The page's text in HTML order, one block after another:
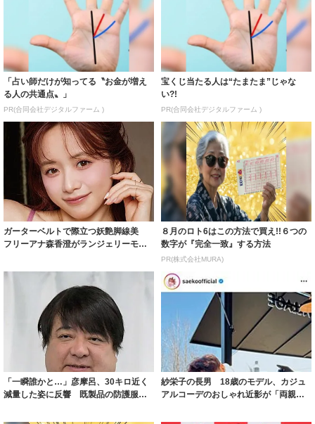
「占い師だけが知ってる〝お金が増え
る人の共通点〟」
PR(合同会社デジタルファーム )
宝くじ当たる人は“たまたま”じゃな
い?!
PR(合同会社デジタルファーム )
ガーターベルトで際立つ妖艶脚線美
フリーアナ森香澄がランジェリーモデ
８月のロト6はこの方法で買え!!６つの
数字が『完全一致』する方法
PR(株式会社MURA)
「一瞬誰かと…」彦摩呂、30キロ近く
減量した姿に反響 既製品の防護服が
紗栄子の長男 18歳のモデル、カジュ
アルコーデのおしゃれ近影が「両親の